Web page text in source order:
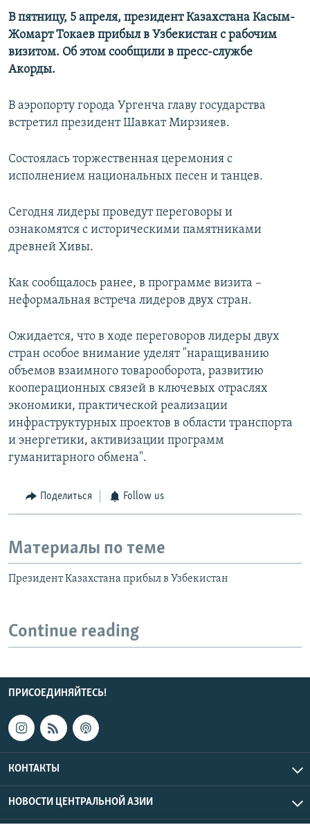
В пятницу, 5 апреля, президент Казахстана Касым-
Жомарт Токаев прибыл в Узбекистан с рабочим
визитом. Об этом сообщили в пресс-службе
Акорды.
В аэропорту города Ургенча главу государства
встретил президент Шавкат Мирзияев.
Состоялась торжественная церемония с
исполнением национальных песен и танцев.
Сегодня лидеры проведут переговоры и
ознакомятся с историческими памятниками
древней Хивы.
Как сообщалось ранее, в программе визита –
неформальная встреча лидеров двух стран.
Ожидается, что в ходе переговоров лидеры двух
стран особое внимание уделят "наращиванию
объемов взаимного товарооборота, развитию
кооперационных связей в ключевых отраслях
экономики, практической реализации
инфраструктурных проектов в области транспорта
и энергетики, активизации программ
гуманитарного обмена".
Поделиться Follow us
Материалы по теме
Президент Казахстана прибыл в Узбекистан
Continue reading
ПРИСОЕДИНЯЙТЕСЬ!
КОНТАКТЫ
НОВОСТИ ЦЕНТРАЛЬНОЙ АЗИИ